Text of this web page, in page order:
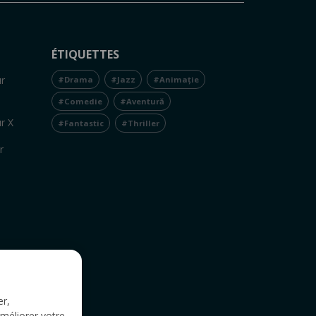
X
ÉTIQUETTES
#Drama #Jazz #Animație
#Comedie #Aventură
#Fantastic #Thriller